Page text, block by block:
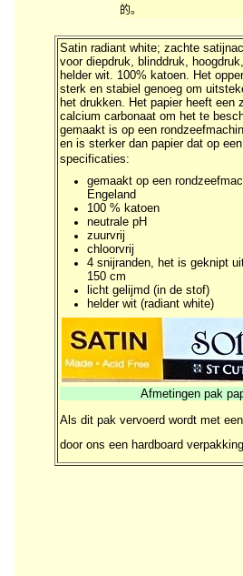
的。
Satin radiant white; zachte
voor diepdruk, blinddruk,
helder wit. 100% katoen. Het
sterk en stabiel genoeg om
het drukken. Het papier heeft een
calcium carbonaat om het te
gemaakt is op een
en is sterker dan papier dat op
specificaties:
gemaakt op een
Engeland
100 % katoen
neutrale pH
zuurvrij
chloorvrij
4 snijranden, het is geknipt
150 cm
licht gelijmd (in de stof)
helder wit (radiant white)
Afmetingen pak
Als dit pak vervoerd wordt met
door ons een hardboard